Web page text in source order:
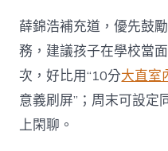
薛錦浩補充道，優先鼓
務，建議孩子在學校當
次，好比用“10分大直室
意義刷屏”；周末可設定
上閑聊。